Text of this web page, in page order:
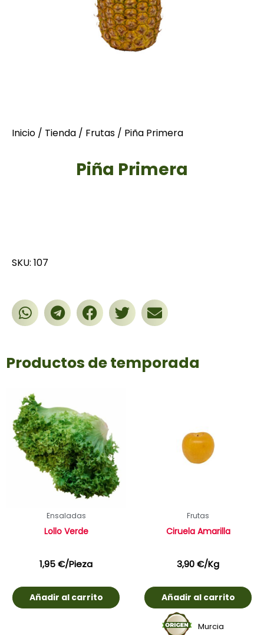
Inicio / Tienda / Frutas / Piña Primera
Piña Primera
SKU: 107
Productos de temporada
Ensaladas
Lollo Verde
1,95€/Pieza
Añadir al carrito
Frutas
Ciruela Amarilla
3,90€/Kg
Añadir al carrito
Murcia